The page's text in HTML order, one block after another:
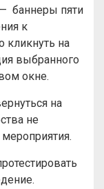
баннеры пяти
к
кликнуть на
выбранного
окне.
на
не